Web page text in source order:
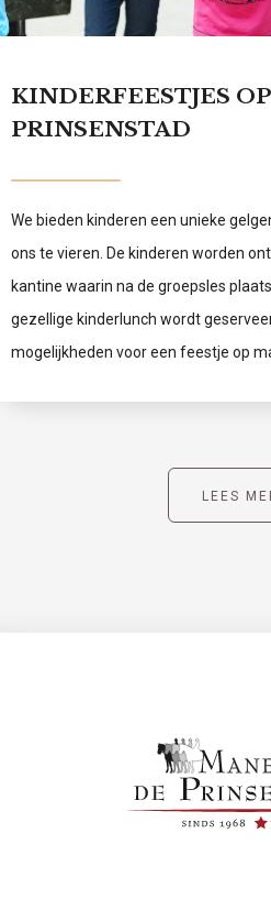
KINDERFEESTJES
PRINSENSTAD
We bieden kinderen een unieke
ons te vieren. De kinderen worden
kantine waarin na de groepsles
gezellige kinderlunch wordt
mogelijkheden voor een feestje op
LEES